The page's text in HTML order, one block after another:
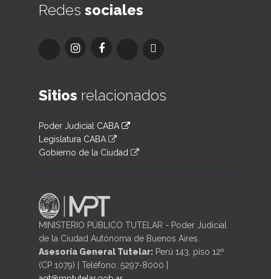
Redes sociales
Sitios relacionados
Poder Judicial CABA
Legislatura CABA
Gobierno de la Ciudad
MINISTERIO PÚBLICO TUTELAR - Poder Judicial
de la Ciudad Autónoma de Buenos Aires.
Asesoría General Tutelar: Perú 143, piso 12º
(CP 1079) | Teléfono: 5297-8000 |